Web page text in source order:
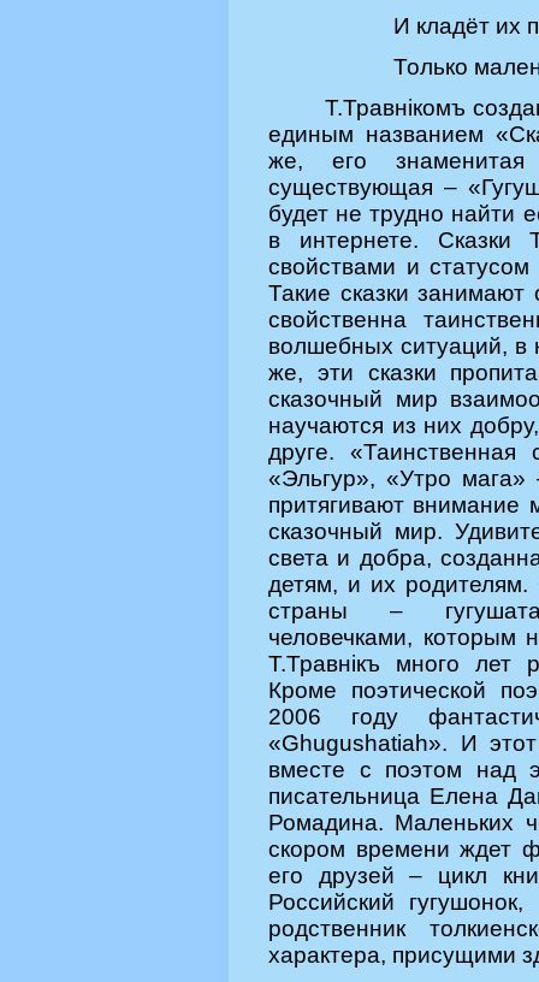
И кладёт их
Только
Т.Травнiкомъ
единым названием
же, его
существующая –
будет не трудно найти
в интернете. Сказки
свойствами и
Такие сказки
свойственна
волшебных ситуаций, в
же, эти сказки
сказочный мир
научаются из них
друге.
«Эльгур», «Утро
притягивают внимание
сказочный мир.
света и добра,
детям, и их
страны –
человечками, которым
Т.Травнiкъ много лет
Кроме поэтической
2006 году
«Ghugushatiah». И
вместе с поэтом над
писательница Елена
Ромадина. Маленьких
скором времени ждет
его друзей – цикл
Российский
родственник
характера, присущими